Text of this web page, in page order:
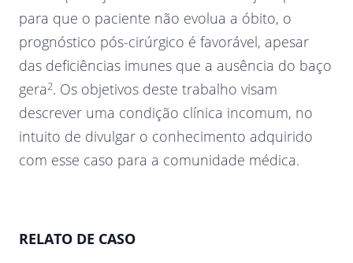
para que o paciente não evolua a óbito, o
prognóstico pós-cirúrgico é favorável, apesar
das deficiências imunes que a ausência do baço
gera2. Os objetivos deste trabalho visam
descrever uma condição clínica incomum, no
intuito de divulgar o conhecimento adquirido
com esse caso para a comunidade médica.
RELATO DE CASO